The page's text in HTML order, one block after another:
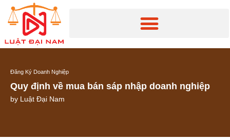
Đăng Ký Doanh Nghiệp
Quy định về mua bán sáp nhập doanh nghiệp
by Luật Đại Nam